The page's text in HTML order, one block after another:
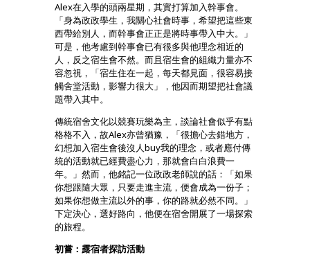
Alex在入學的頭兩星期，其實打算加入幹事會。
「身為政政學生，我關心社會時事，希望把這些東
西帶給別人，而幹事會正正是將時事帶入中大。」
可是，他考慮到幹事會已有很多與他理念相近的
人，反之宿生會不然。而且宿生會的組織力量亦不
容忽視，「宿生住在一起，每天都見面，很容易接
觸舍堂活動，影響力很大」，他因而期望把社會議
題帶入其中。
傳統宿舍文化以競賽玩樂為主，談論社會似乎有點
格格不入，故Alex亦曾猶豫，「很擔心去錯地方，
幻想加入宿生會後沒人buy我的理念，或者應付傳
統的活動就已經費盡心力，那就會白白浪費一
年。」然而，他銘記一位政政老師說的話：「如果
你想跟隨大眾，只要走進主流，便會成為一份子；
如果你想做主流以外的事，你的路就必然不同。」
下定決心，選好路向，他便在宿舍開展了一場探索
的旅程。
初嘗：露宿者探訪活動